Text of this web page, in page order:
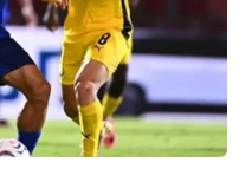
Bộ Ngoại giao
việc Mỹ tuyên bố áp
hóa của nước này là
trả mạnh mẽ.